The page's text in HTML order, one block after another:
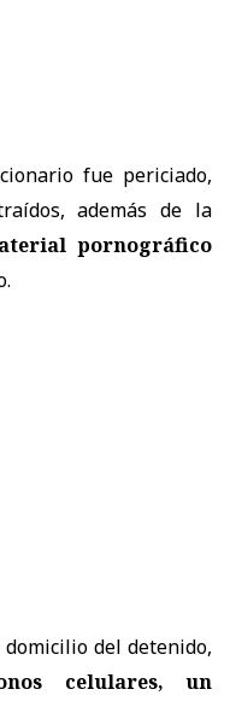
fue periciado,
además de la
pornográfico
del detenido,
celulares, un